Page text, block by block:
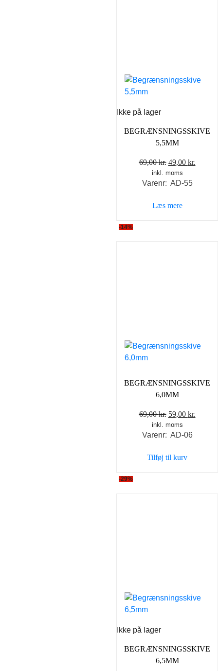
Ikke på lager
BEGRÆNSNINGSSKIVE
5,5MM
69,00kr. Den
oprindelige
pris
69,00 kr..
49,00 kr.
inkl. moms
Varenr: AD-55
Læs mere
-14%
BEGRÆNSNINGSSKIVE
6,0MM
69,00kr. Den
oprindelige
pris
69,00 kr..
59,00 kr.
inkl. moms
Varenr: AD-06
Tilføj til kurv
-29%
Ikke på lager
BEGRÆNSNINGSSKIVE
6,5MM